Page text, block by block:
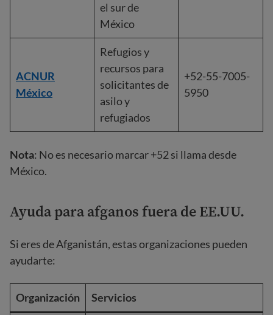
el sur de
México
ACNUR
México
Refugios y
recursos para
solicitantes de
asilo y
refugiados
+52-55-7005-
5950
Nota: No es necesario marcar +52 si llama desde
México.
Ayuda para afganos fuera de EE.UU.
Si eres de Afganistán, estas organizaciones pueden
ayudarte:
Organización Servicios